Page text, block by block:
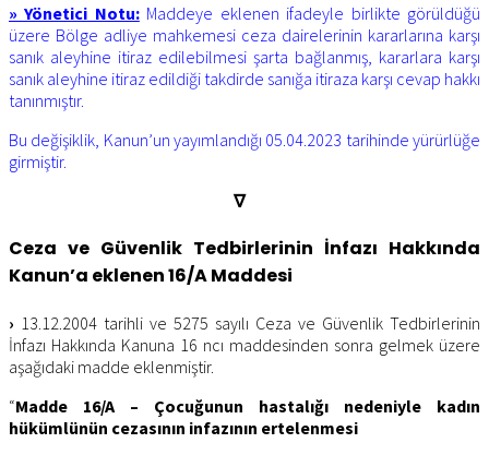
» Yönetici Notu:Maddeye eklenen ifadeyle birlikte görüldüğü
üzere Bölge adliye mahkemesi ceza dairelerinin kararlarına karşı
sanık aleyhine itiraz edilebilmesi şarta bağlanmış, kararlara karşı
sanık aleyhine itiraz edildiği takdirde sanığa itiraza karşı cevap hakkı
tanınmıştır.
Bu değişiklik, Kanun’un yayımlandığı 05.04.2023 tarihinde yürürlüğe
girmiştir.
∇
Ceza ve Güvenlik Tedbirlerinin İnfazı Hakkında
Kanun’a eklenen 16/A Maddesi
› 13.12.2004 tarihli ve 5275 sayılı Ceza ve Güvenlik Tedbirlerinin
İnfazı Hakkında Kanuna 16 ncı maddesinden sonra gelmek üzere
aşağıdaki madde eklenmiştir.
“Madde 16/A – Çocuğunun hastalığı nedeniyle kadın
hükümlünün cezasının infazının ertelenmesi